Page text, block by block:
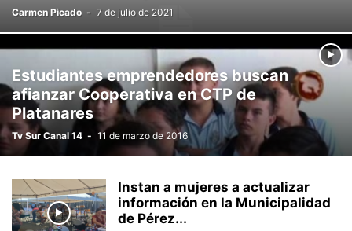
Carmen Picado - 7 de julio de 2021
Estudiantes emprendedores buscan
afianzar Cooperativa en CTP de
Platanares
Tv Sur Canal 14 - 11 de marzo de 2016
Instan a mujeres a actualizar
información en la Municipalidad
de Pérez...